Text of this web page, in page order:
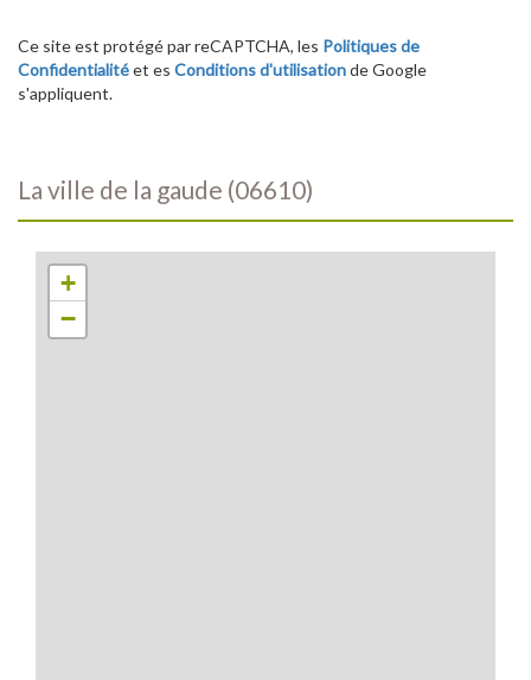
Ce site est protégé par reCAPTCHA, les Politiques de
Confidentialitéet es Conditions d'utilisationde Google
s'appliquent.
la ville de la gaude (06610)
+
−